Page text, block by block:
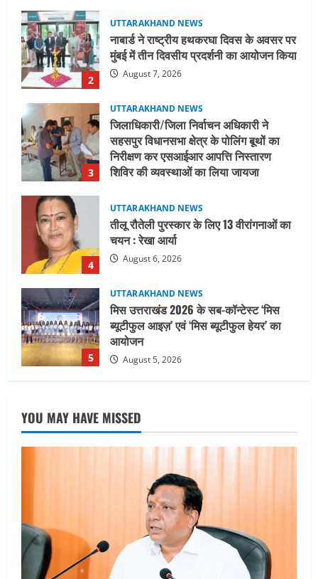
3
जिलाधिकारी/जिला निर्वाचन अधिकारी ने
सहसपुर विधानसभा क्षेत्र के पोलिंग बूथों का
निरीक्षण कर एसआईआर आपत्ति निस्तारण
शिविर की व्यवस्थाओं का लिया जायजा
4
UTTARAKHAND NEWS
तीलू रौतेली पुरस्कार के लिए 13 वीरांगनाओं का
चयन : रेखा आर्या
August 6, 2026
5
मिस उत्तराखंड 2026 के सब-कॉन्टेस्ट ‘मिस
ब्यूटीफुल आइज़’ एवं ‘मिस ब्यूटीफुल हेयर’ का
आयोजन
August 5, 2026
1
UTTARAKHAND NEWS
धामी कैबिनेट ने लिए कई महत्वपूर्ण निर्णय, अब
सामान्य वर्ग के पशुपालकों को भी गाय एवं भैंस
खरीद पर मिलेगा अनुदान, मजदूरी संहिता
नियमावली-2026 को मिली मंजूरी
2
नाबार्ड ने राष्ट्रीय हथकरघा दिवस के अवसर पर
मुंबई में तीन दिवसीय प्रदर्शनी का आयोजन किया
3
UTTARAKHAND NEWS
जिलाधिकारी/जिला निर्वाचन अधिकारी ने
सहसपुर विधानसभा क्षेत्र के पोलिंग बूथों का
निरीक्षण कर एसआईआर आपत्ति निस्तारण
शिविर की व्यवस्थाओं का लिया जायजा
August 6, 2026
YOU MAY HAVE MISSED